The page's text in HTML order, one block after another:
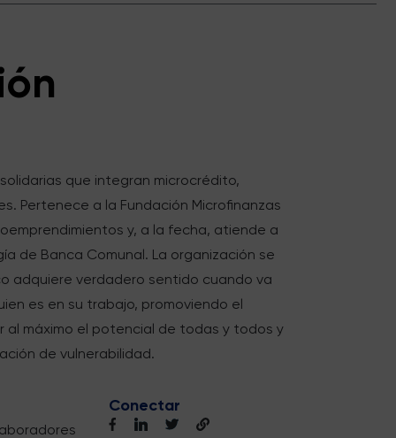
que integran microcrédito,
Pertenece a la Fundación Microfinanzas
y, a la fecha, atiende a
de Banca Comunal. La organización se
adquiere verdadero sentido cuando va
es en su trabajo, promoviendo el
al máximo el potencial de todas y todos y
de vulnerabilidad.
Conectar